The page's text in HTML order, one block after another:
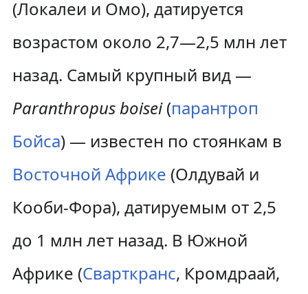
(Локалеи и Омо), датируется
возрастом около 2,7—2,5 млн лет
назад. Самый крупный вид —
Paranthropus boisei(парантроп
Бойса) — известен по стоянкам в
Восточной Африке (Олдувай и
Кооби-Фора), датируемым от 2,5
до 1 млн лет назад. В Южной
Африке (Сварткранс, Кромдраай,